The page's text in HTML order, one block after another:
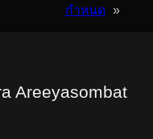
กำหนด »
Areeyasombat